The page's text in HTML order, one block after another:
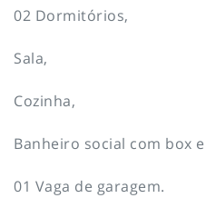
02 Dormitórios,
Sala,
Cozinha,
Banheiro social com box
01 Vaga de garagem.